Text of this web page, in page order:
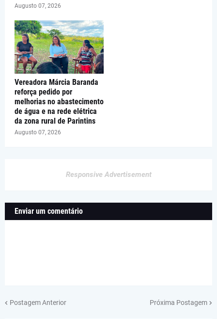
Augusto 07, 2026
Vereadora Márcia Baranda
reforça pedido por
melhorias no abastecimento
de água e na rede elétrica
da zona rural de Parintins
Augusto 07, 2026
Responsive Advertisement
Enviar um comentário
Postagem Anterior Próxima Postagem